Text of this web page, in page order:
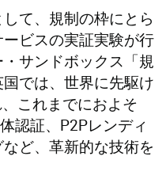
て、規制の枠にとら
ビスの実証実験が行
サンドボックス「規
では、世界に先駆け
これまでにおよそ
認証、P2Pレンディ
ど、革新的な技術を